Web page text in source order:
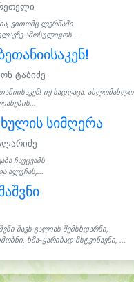
ვითომც ლერწამი
ამოსულიყოს...
ტაბიძე
იქ სადღაცა, ახლომახლო
სიმღერა
ჩაუცვამს
ალუჩას,...
შავს გალიას შემსხდარნი,
ხმა-ყარიბად მსტვინავნი, ...